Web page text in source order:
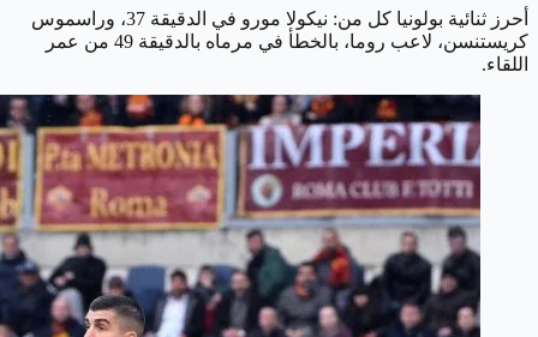
أحرز ثنائية بولونيا كل من: نيكولا مورو في الدقيقة 37، وراسموس
كريستنسن، لاعب روما، بالخطأ في مرماه بالدقيقة 49 من عمر
اللقاء.